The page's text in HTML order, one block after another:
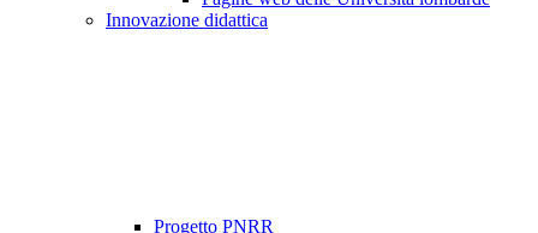
Innovazione didattica
Progetto PNRR